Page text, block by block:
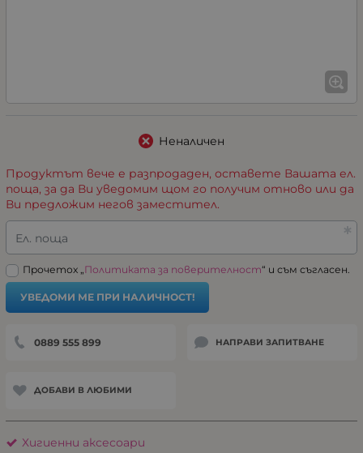
Неналичен
Продуктът вече е разпродаден, оставете Вашата ел.
поща, за да Ви уведомим щом го получим отново или да
Ви предложим негов заместител.
Ел. поща
Прочетох „ Политиката за поверителност“ и съм съгласен.
УВЕДОМИ МЕ ПРИ НАЛИЧНОСТ!
0889 555 899 НАПРАВИ ЗАПИТВАНЕ
ДОБАВИ В ЛЮБИМИ
Хигиенни аксесоари